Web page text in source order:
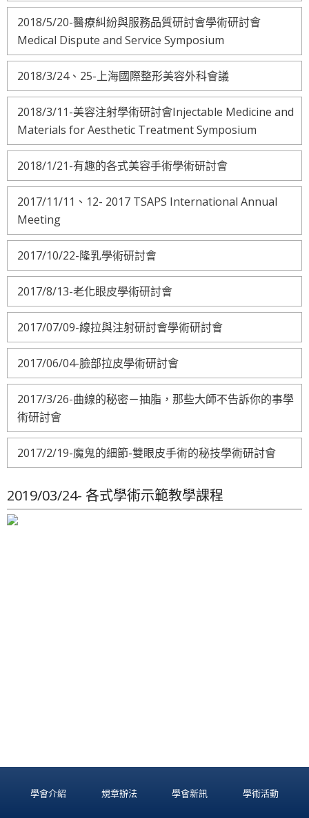
2018/5/20-醫療糾紛與服務品質研討會學術研討會
Medical Dispute and Service Symposium
2018/3/24、25-上海國際整形美容外科會議
2018/3/11-美容注射學術研討會Injectable Medicine and
Materials for Aesthetic Treatment Symposium
2018/1/21-有趣的各式美容手術學術研討會
2017/11/11、12- 2017 TSAPS International Annual
Meeting
2017/10/22-隆乳學術研討會
2017/8/13-老化眼皮學術研討會
2017/07/09-線拉與注射研討會學術研討會
2017/06/04-臉部拉皮學術研討會
2017/3/26-曲線的秘密－抽脂，那些大師不告訴你的事學
術研討會
2017/2/19-魔鬼的細節-雙眼皮手術的秘技學術研討會
2019/03/24- 各式學術示範教學課程
學會介紹 規章辦法 學會新訊 學術活動